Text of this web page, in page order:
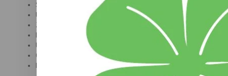
Sterke hechting aan metaal
Uitstekende waterverdringing
Zeer goede stabiliteit
Beschermt tegen slijtage en corrosie
Uitstekende verpompbaarheid
Geschikt voor natte en stoffige werkomgevingen
LubeShuttle schroefpatroon van 400 gram